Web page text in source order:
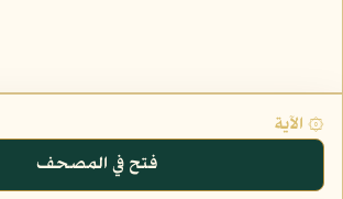
۞ الآية
فتح في المصحف